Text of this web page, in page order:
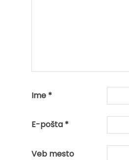
Ime *
E-pošta *
Veb mesto